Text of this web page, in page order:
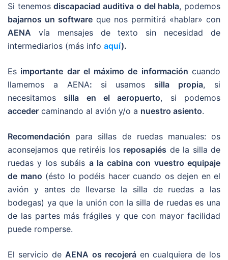
Si tenemosdiscapaciad auditiva o del habla, podemos
bajarnos un software que nos permitirá «hablar» con
AENA vía mensajes de texto sin necesidad de
intermediarios (más info aquí).
Es importante dar el máximo de información cuando
llamemos a AENA: si usamossilla propia, si
necesitamossilla en el aeropuerto, si podemos
acceder caminando al avión y/o a nuestro asiento.
Recomendación para sillas de ruedas manuales: os
aconsejamos que retiréis los reposapiés de la silla de
ruedas y los subáis a la cabina con vuestro equipaje
de mano (ésto lo podéis hacer cuando os dejen en el
avión y antes de llevarse la silla de ruedas a las
bodegas) ya que la unión con la silla de ruedas es una
de las partes más frágiles y que con mayor facilidad
puede romperse.
El servicio de AENA os recojerá en cualquiera de los